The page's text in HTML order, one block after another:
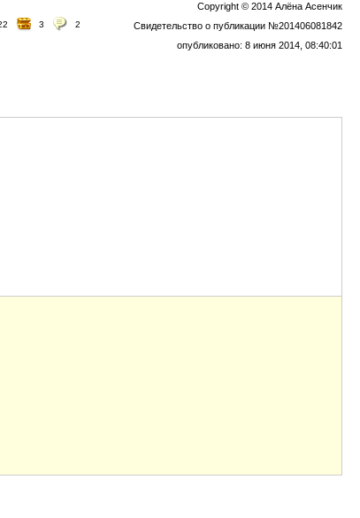
Copyright © 2014 Алёна Асенчик
Свидетельство о публикации №201406081842
опубликовано: 8 июня 2014, 08:40:01
3 2